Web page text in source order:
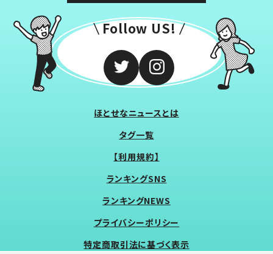
Follow US!
ほとせなニュースとは
タグ一覧
【利用規約】
ランキングSNS
ランキングNEWS
プライバシーポリシー
特定商取引法に基づく表示